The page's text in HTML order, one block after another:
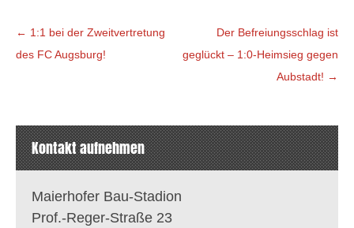
Beitragsnavigation
← 1:1 bei der Zweitvertretung
des FC Augsburg!
Der Befreiungsschlag ist
geglückt – 1:0-Heimsieg gegen
Aubstadt! →
Kontakt aufnehmen
Maierhofer Bau-Stadion
Prof.-Reger-Straße 23